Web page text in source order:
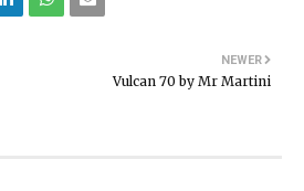
NEWER
Vulcan 70 by Mr Martini